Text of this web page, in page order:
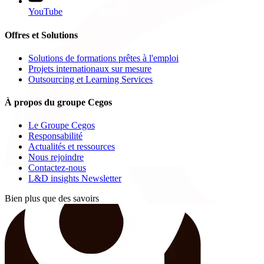
YouTube
Offres et Solutions
Solutions de formations prêtes à l'emploi
Projets internationaux sur mesure
Outsourcing et Learning Services
À propos du groupe Cegos
Le Groupe Cegos
Responsabilité
Actualités et ressources
Nous rejoindre
Contactez-nous
L&D insights Newsletter
Bien plus que des savoirs